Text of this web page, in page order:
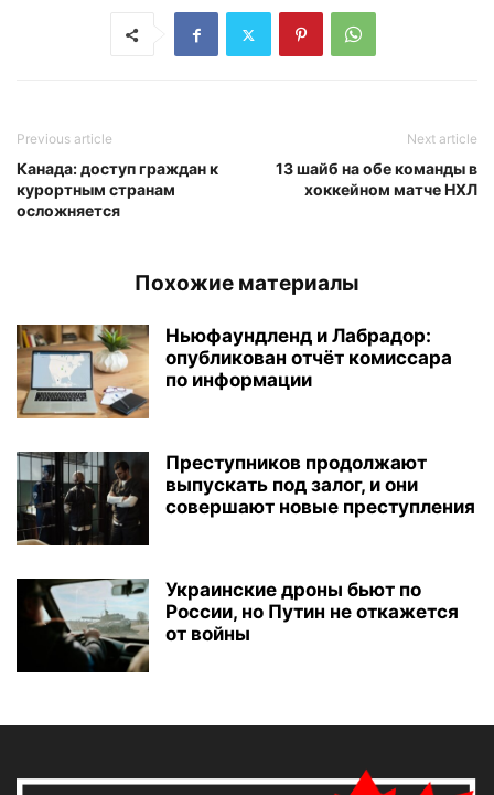
Previous article
Канада: доступ граждан к
курортным странам
осложняется
Next article
13 шайб на обе команды в
хоккейном матче НХЛ
Похожие материалы
Ньюфаундленд и Лабрадор:
опубликован отчёт комиссара
по информации
Преступников продолжают
выпускать под залог, и они
совершают новые преступления
Украинские дроны бьют по
России, но Путин не откажется
от войны